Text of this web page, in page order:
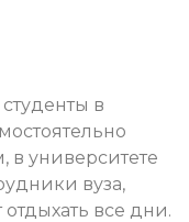
в
в университете
вуза,
все дни.